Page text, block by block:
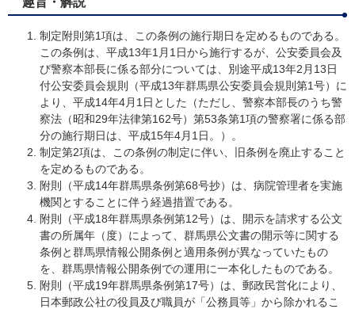
制定附則第1項は、この条例の施行期日を定めるものである。
この条例は、平成13年1月1日から施行するが、公安委員会及
び警察本部長に係る部分については、別途平成13年2月13日
付公安委員会規則（平成13年群馬県公安委員会規則第1号）に
より、平成14年4月1日とした（ただし、警察本部長のうち警
察法（昭和29年法律第162号）第53条第1項の警察署に係る部
分の施行期日は、平成15年4月1日。）。
制定第2項は、この条例の制定に伴い、旧条例を廃止すること
を定めるものである。
附則（平成14年群馬県条例第68号抄）は、病院管理者を実施
機関とすることに伴う経過措置である。
附則（平成18年群馬県条例第12号）は、開示を請求する公文
書の所属年（度）によって、群馬県公文書の開示等に関する
条例と群馬県情報公開条例と適用条例が異なっていたもの
を、群馬県情報公開条例での運用に一本化したものである。
附則（平成19年群馬県条例第17号）は、郵政民営化により、
日本郵政公社の役員及び職員が「公務員等」から除かれるこ